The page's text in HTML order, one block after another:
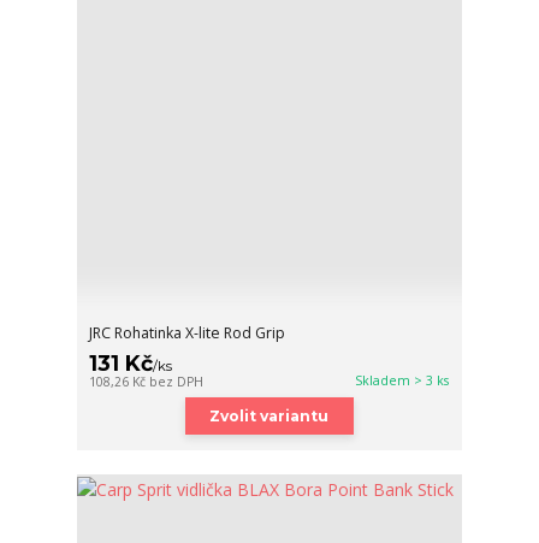
JRC Rohatinka X-lite Rod Grip
131 Kč/ks
108,26 Kč bez DPH Skladem > 3 ks
Zvolit variantu